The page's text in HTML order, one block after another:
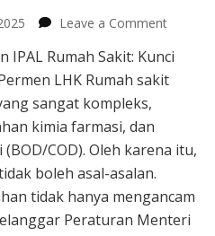
Leave a Commenton
Data
Penting
Rumah
Rumah Sakit: Kunci
LHK Rumah sakit
sangat kompleks,
kimia farmasi, dan
COD). Oleh karena itu,
boleh asal-asalan.
tidak hanya mengancam
Peraturan Menteri